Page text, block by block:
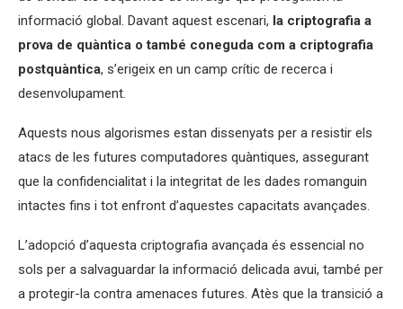
informació global. Davant aquest escenari, la criptografia a
prova de quàntica o també coneguda com a criptografia
postquàntica, s’erigeix en un camp crític de recerca i
desenvolupament.
Aquests nous algorismes estan dissenyats per a resistir els
atacs de les futures computadores quàntiques, assegurant
que la confidencialitat i la integritat de les dades romanguin
intactes fins i tot enfront d’aquestes capacitats avançades.
L’adopció d’aquesta criptografia avançada és essencial no
sols per a salvaguardar la informació delicada avui, també per
a protegir-la contra amenaces futures. Atès que la transició a